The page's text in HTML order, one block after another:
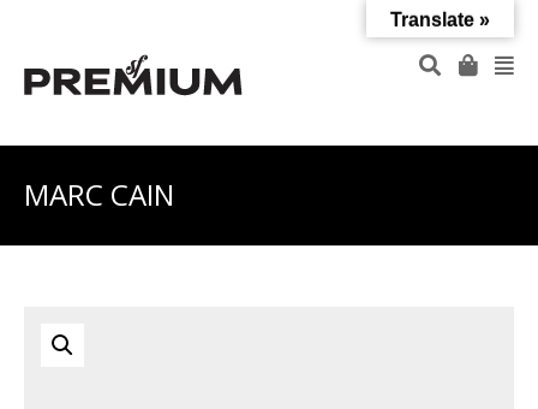
MARC CAIN
Translate »